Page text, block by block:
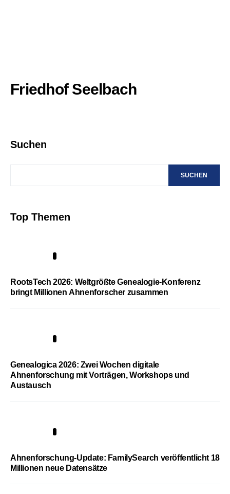
Friedhof Seelbach
Suchen
SUCHEN
Top Themen
RootsTech 2026: Weltgrößte Genealogie-Konferenz
bringt Millionen Ahnenforscher zusammen
Genealogica 2026: Zwei Wochen digitale
Ahnenforschung mit Vorträgen, Workshops und
Austausch
Ahnenforschung-Update: FamilySearch veröffentlicht 18
Millionen neue Datensätze